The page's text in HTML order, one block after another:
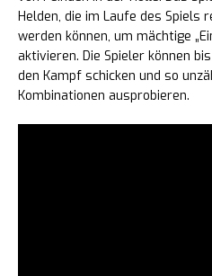
Helden, die im Laufe des Spiels
werden können, um mächtige
aktivieren. Die Spieler können
den Kampf schicken und so
Kombinationen ausprobieren.